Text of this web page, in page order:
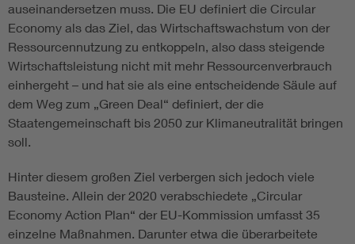
auseinandersetzen muss. Die EU definiert die Circular
Economy als das Ziel, das Wirtschaftswachstum von der
Ressourcennutzung zu entkoppeln, also dass steigende
Wirtschaftsleistung nicht mit mehr Ressourcenverbrauch
einhergeht – und hat sie als eine entscheidende Säule auf
dem Weg zum „Green Deal“ definiert, der die
Staatengemeinschaft bis 2050 zur Klimaneutralität bringen
soll.
Hinter diesem großen Ziel verbergen sich jedoch viele
Bausteine. Allein der 2020 verabschiedete „Circular
Economy Action Plan“ der EU-Kommission umfasst 35
einzelne Maßnahmen. Darunter etwa die überarbeitete